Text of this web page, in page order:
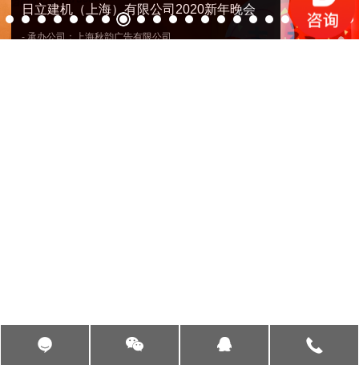
- 承办公司：上海秋韵广告有限公司
- 参与人数：数百人